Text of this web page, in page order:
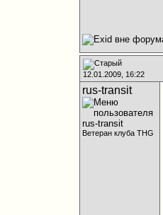
12.01.2009, 16:22
rus-transit
Ветеран клуба THG